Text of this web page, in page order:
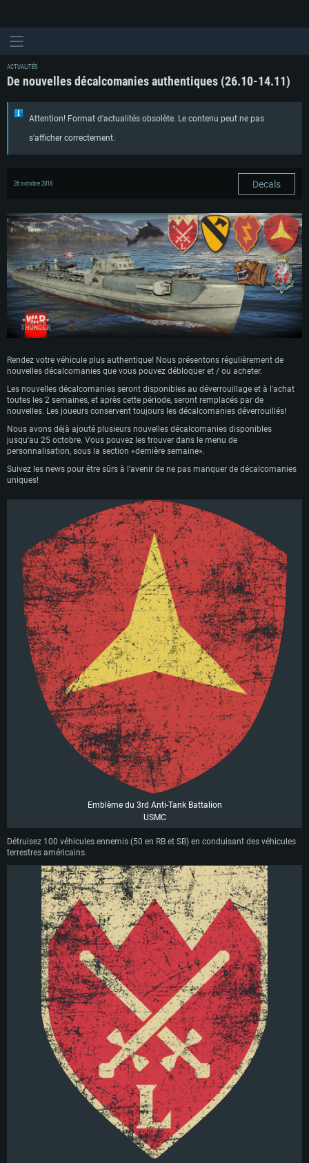
ACTUALITÉS
De nouvelles décalcomanies authentiques (26.10-14.11)
Attention! Format d'actualités obsolète. Le contenu peut ne pas
s'afficher correctement.
26 octobre 2018 Decals
Rendez votre véhicule plus authentique! Nous présentons régulièrement de
nouvelles décalcomanies que vous pouvez débloquer et / ou acheter.
Les nouvelles décalcomanies seront disponibles au déverrouillage et à l'achat
toutes les 2 semaines, et après cette période, seront remplacés par de
nouvelles. Les joueurs conservent toujours les décalcomanies déverrouillés!
Nous avons déjà ajouté plusieurs nouvelles décalcomanies disponibles
jusqu'au 25 octobre. Vous pouvez les trouver dans le menu de
personnalisation, sous la section «dernière semaine».
Suivez les news pour être sûrs à l'avenir de ne pas manquer de décalcomanies
uniques!
Emblème du 3rd Anti-Tank Battalion
USMC
Détruisez 100 véhicules ennemis (50 en RB et SB) en conduisant des véhicules
terrestres américains.